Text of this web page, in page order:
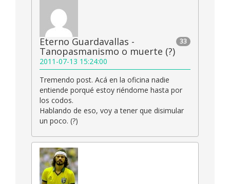
33
Eterno Guardavallas -
Tanopasmanismo o muerte (?)
2011-07-13 15:24:00
Tremendo post. Acá en la oficina nadie
entiende porqué estoy riéndome hasta por
los codos.
Hablando de eso, voy a tener que disimular
un poco. (?)